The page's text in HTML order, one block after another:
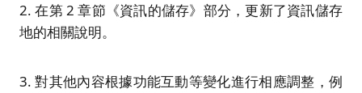
2. 在第 2 章節《資訊的儲存》部分，更新了資訊儲存
地的相關說明。
3. 對其他內容根據功能互動等變化進行相應調整，例